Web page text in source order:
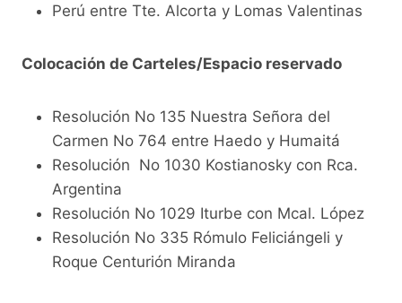
Perú entre Tte. Alcorta y Lomas Valentinas
Colocación de Carteles/Espacio reservado
Resolución No 135 Nuestra Señora del
Carmen No 764 entre Haedo y Humaitá
Resolución No 1030 Kostianosky con Rca.
Argentina
Resolución No 1029 Iturbe con Mcal. López
Resolución No 335 Rómulo Feliciángeli y
Roque Centurión Miranda